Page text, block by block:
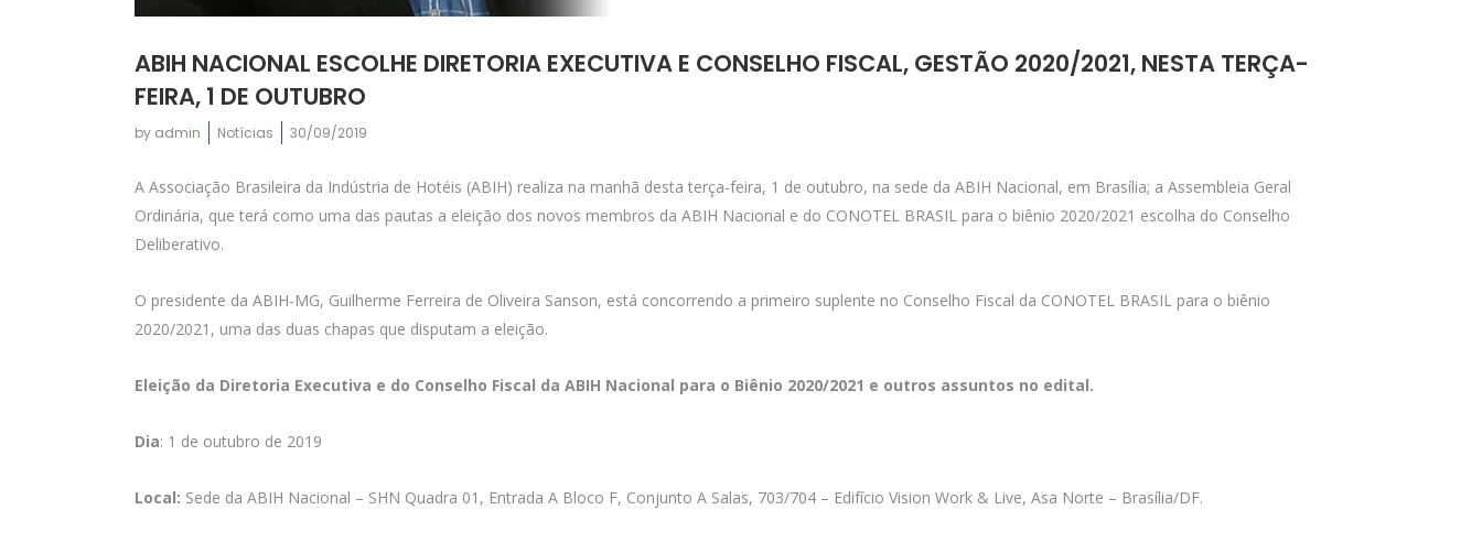
ABIH NACIONAL ESCOLHE DIRETORIA EXECUTIVA E CONSELHO FISCAL, GESTÃO 2020/2021, NESTA TERÇA-
FEIRA, 1 DE OUTUBRO
by admin Notícias 30/09/2019
A Associação Brasileira da Indústria de Hotéis (ABIH) realiza na manhã desta terça-feira, 1 de outubro, na sede da ABIH Nacional, em Brasília; a Assembleia Geral
Ordinária, que terá como uma das pautas a eleição dos novos membros da ABIH Nacional e do CONOTEL BRASIL para o biênio 2020/2021 escolha do Conselho
Deliberativo.
O presidente da ABIH-MG, Guilherme Ferreira de Oliveira Sanson, está concorrendo a primeiro suplente no Conselho Fiscal da CONOTEL BRASIL para o biênio
2020/2021, uma das duas chapas que disputam a eleição.
Eleição da Diretoria Executiva e do Conselho Fiscal da ABIH Nacional para o Biênio 2020/2021 e outros assuntos no edital.
Dia: 1 de outubro de 2019
Local: Sede da ABIH Nacional – SHN Quadra 01, Entrada A Bloco F, Conjunto A Salas, 703/704 – Edifício Vision Work & Live, Asa Norte – Brasília/DF.